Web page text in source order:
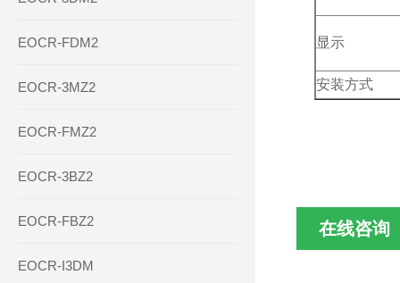
EOCR-FDM2
EOCR-3MZ2
EOCR-FMZ2
EOCR-3BZ2
EOCR-FBZ2
EOCR-I3DM
显示
安装方式
在线咨询